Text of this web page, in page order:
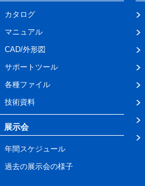
カタログ
マニュアル
CAD/外形図
サポートツール
各種ファイル
技術資料
展示会
年間スケジュール
過去の展示会の様子